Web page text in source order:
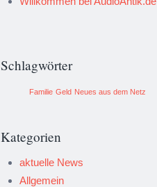
Schlagwörter
Familie Geld Neues aus dem Netz
Kategorien
aktuelle News
Allgemein